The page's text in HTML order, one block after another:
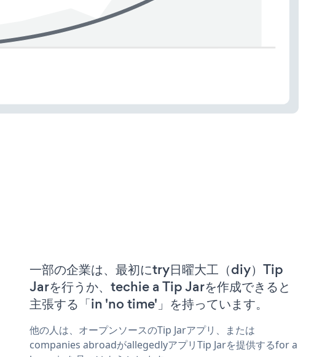
一部の企業は、最初にtry日曜大工（diy）Tip
Jarを行うか、techie a Tip Jarを作成できると
主張する「in 'no time'」を持っています。
他の人は、オープンソースのTip Jarアプリ、または
companies abroadがallegedlyアプリTip Jarを提供するfor a